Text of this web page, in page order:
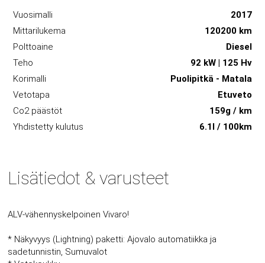
Vuosimalli
2017
Mittarilukema
120200 km
Polttoaine
Diesel
Teho
92 kW | 125 Hv
Korimalli
Puolipitkä - Matala
Vetotapa
Etuveto
Co2 päästöt
159g / km
Yhdistetty kulutus
6.1l / 100km
Lisätiedot & varusteet
ALV-vähennyskelpoinen Vivaro!
* Näkyvyys (Lightning) paketti: Ajovalo automatiikka ja
sadetunnistin, Sumuvalot